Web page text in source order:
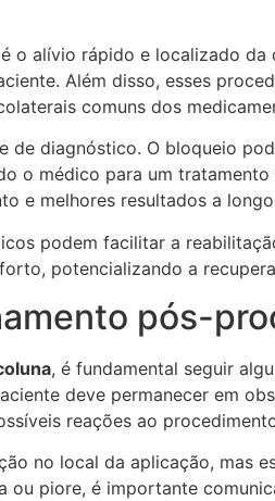
o alívio rápido e localizado da
Além disso, esses
comuns dos
de diagnóstico. O bloqueio
o médico para um
e melhores resultados a
podem facilitar a
potencializando a
pós-
, é fundamental seguir
deve permanecer em
reações ao
no local da aplicação, mas
ou piore, é importante